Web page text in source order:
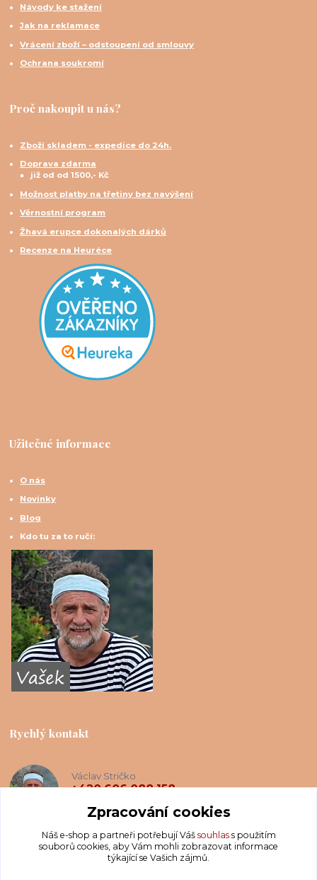
Návody ke stažení
Jak na reklamace
Vrácení zboží – odstoupení od smlouvy
Ochrana soukromí
Proč nakoupit u nás?
Zboží skladem - expedice do 24h.
Doprava zdarma
již od od 1500,- Kč
Možnost platby na třetiny bez navýšení
Věrnostní program
Žhavá erupce dokonalých dárků
Recenze na Heuréce
Užitečné informace
O nás
Novinky
Blog
Kdo tu za to ručí:
Rychlý kontakt
Václav Stričko
+420 606 088 158
info@krakatis.cz
Zpracování cookies
Náš e-shop a partneři potřebují Váš souhlass použitím
souborů cookies, aby Vám mohli zobrazovat informace
týkající se Vašich zájmů.